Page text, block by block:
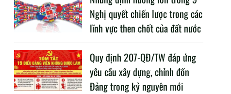
Nghị quyết chiến lược trong các
lĩnh vực then chốt của đất nước
Quy định 207-QĐ/TW đáp ứng
yêu cầu xây dựng, chỉnh đốn
Đảng trong kỷ nguyên mới